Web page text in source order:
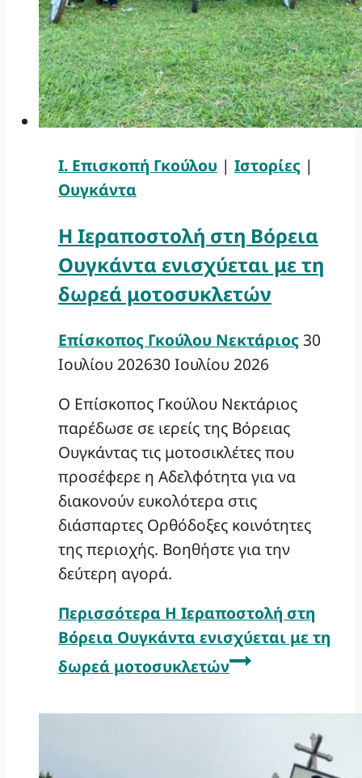
Ι. Επισκοπή Γκούλου | Ιστορίες |
Ουγκάντα
Η Ιεραποστολή στη Βόρεια
Ουγκάντα ενισχύεται με τη
δωρεά μοτοσυκλετών
Επίσκοπος Γκούλου Νεκτάριος 30
Ιουλίου 202630 Ιουλίου 2026
Ο Επίσκοπος Γκούλου Νεκτάριος
παρέδωσε σε ιερείς της Βόρειας
Ουγκάντας τις μοτοσικλέτες που
προσέφερε η Αδελφότητα για να
διακονούν ευκολότερα στις
διάσπαρτες Ορθόδοξες κοινότητες
της περιοχής. Βοηθήστε για την
δεύτερη αγορά.
Περισσότερα Η Ιεραποστολή στη
Βόρεια Ουγκάντα ενισχύεται με τη
δωρεά μοτοσυκλετών